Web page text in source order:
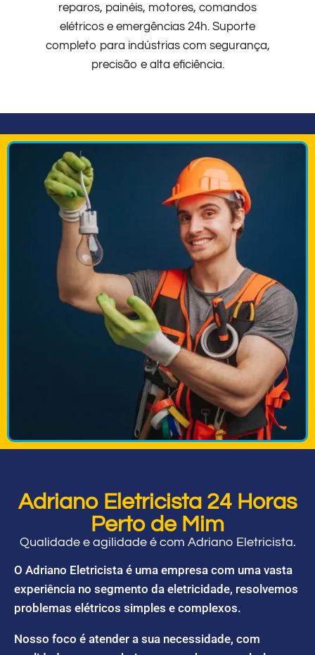
reparos, painéis, motores, comandos
elétricos e emergências 24h. Suporte
completo para indústrias com segurança,
precisão e alta eficiência.
Adriano Eletricista 24 Horas
Perto de Mim
Qualidade e agilidade é com Adriano Eletricista.
O Adriano Eletricista é uma empresa com uma vasta
experiência no segmento da eletricidade, resolvemos
problemas elétricos simples e complexos.
Nosso foco é atender a sua necessidade, com